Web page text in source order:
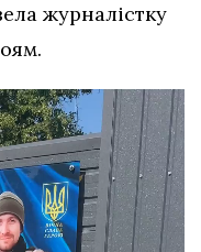
журналістку